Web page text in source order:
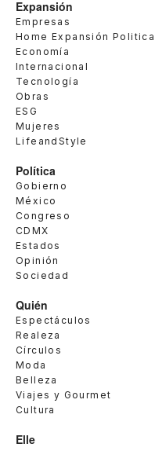
Expansión
Empresas
Home Expansión Politica
Economía
Internacional
Tecnología
Obras
ESG
Mujeres
LifeandStyle
Política
Gobierno
México
Congreso
CDMX
Estados
Opinión
Sociedad
Quién
Espectáculos
Realeza
Círculos
Moda
Belleza
Viajes y Gourmet
Cultura
Elle